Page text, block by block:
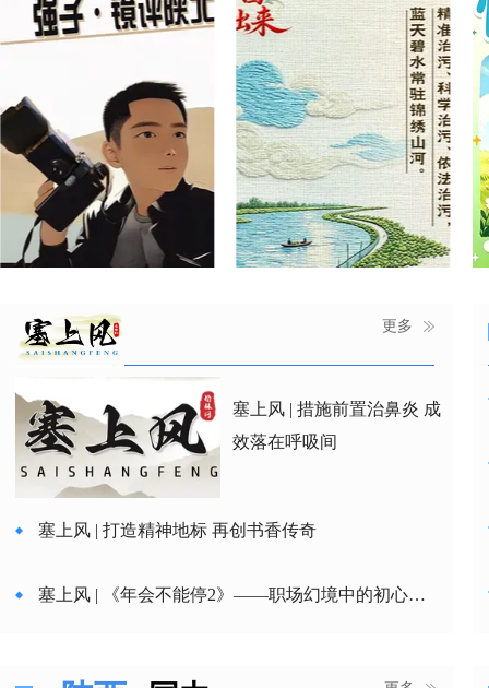
更多
塞上风 | 措施前置治鼻炎 成
效落在呼吸间
塞上风 | 打造精神地标 再创书香传奇
塞上风 | 《年会不能停2》——职场幻境中的初心拷